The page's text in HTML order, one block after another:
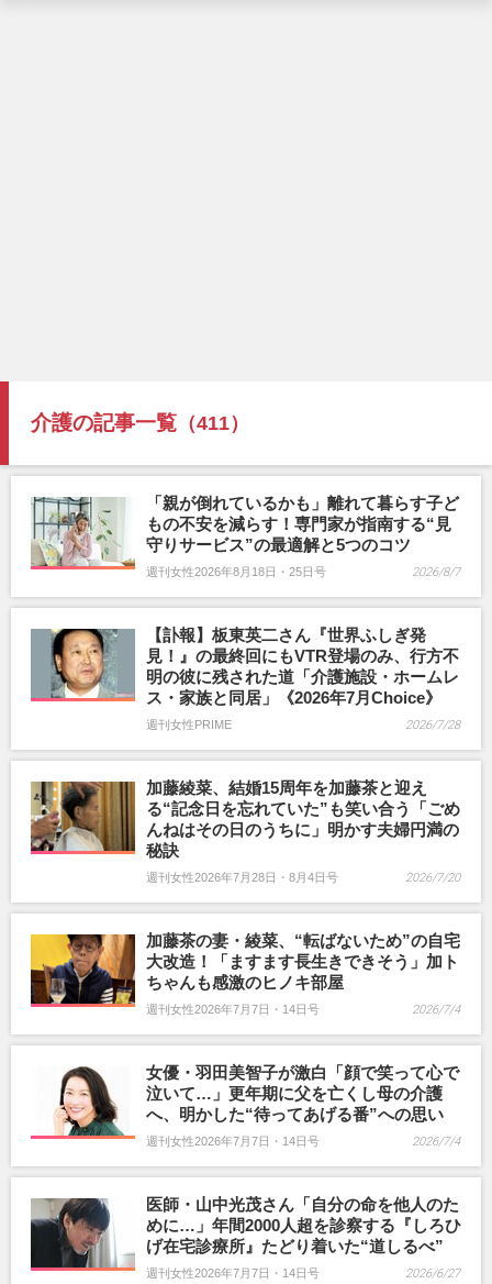
介護の記事一覧 （411）
「親が倒れているかも」離れて暮らす子ど
もの不安を減らす！専門家が指南する“見
守りサービス”の最適解と5つのコツ
週刊女性2026年8月18日・25日号 2026/8/7
【訃報】板東英二さん『世界ふしぎ発
見！』の最終回にもVTR登場のみ、行方不
明の彼に残された道「介護施設・ホームレ
ス・家族と同居」《2026年7月Choice》
週刊女性PRIME 2026/7/28
加藤綾菜、結婚15周年を加藤茶と迎え
る“記念日を忘れていた”も笑い合う「ごめ
んねはその日のうちに」明かす夫婦円満の
秘訣
週刊女性2026年7月28日・8月4日号 2026/7/20
加藤茶の妻・綾菜、“転ばないため”の自宅
大改造！「ますます長生きできそう」加ト
ちゃんも感激のヒノキ部屋
週刊女性2026年7月7日・14日号 2026/7/4
女優・羽田美智子が激白「顔で笑って心で
泣いて…」更年期に父を亡くし母の介護
へ、明かした“待ってあげる番”への思い
週刊女性2026年7月7日・14日号 2026/7/4
医師・山中光茂さん「自分の命を他人のた
めに…」年間2000人超を診察する『しろひ
げ在宅診療所』たどり着いた“道しるべ”
週刊女性2026年7月7日・14日号 2026/6/27